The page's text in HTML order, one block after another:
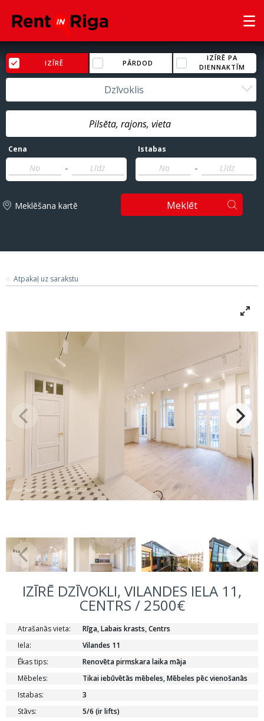
IZĪRĒ PĀRDOD
IZĪRĒ PA
DIENNAKTĪM
Dzīvoklis
Cena
-
Istabas
-
Meklēšana kartē Meklēt
Atpakaļ uz sarakstu
IZĪRĒ DZĪVOKLI, VILANDES IELA 11,
CENTRS / 2500€
Atrašanās vieta:
Rīga, Labais krasts, Centrs
Iela:
Vilandes 11
Ēkas tips:
Renovēta pirmskara laika māja
Mēbeles:
Tikai iebūvētās mēbeles, Mēbeles pēc vienošanās
Istabas:
3
Stāvs:
5/6 (ir lifts)